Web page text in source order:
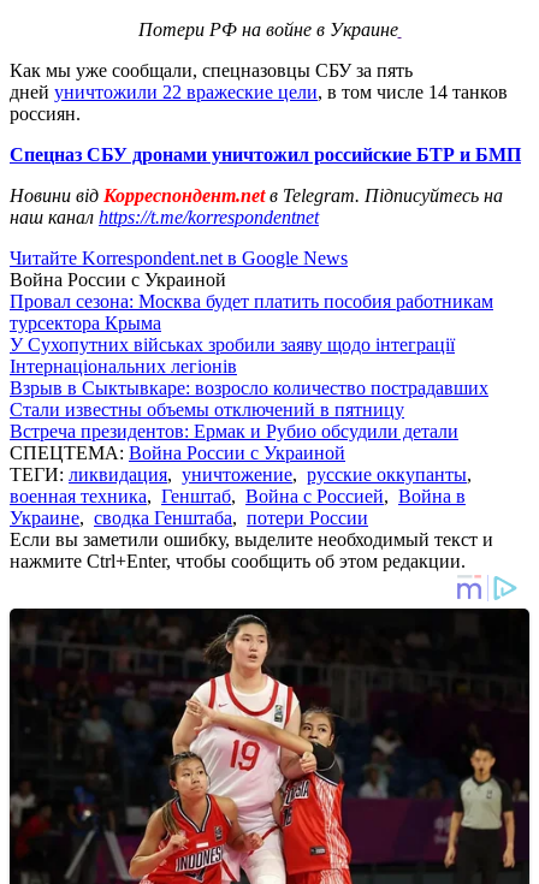
Потери РФ на войне в Украине
Как мы уже сообщали, спецназовцы СБУ за пять
дней уничтожили 22 вражеские цели, в том числе 14 танков
россиян.
Спецназ СБУ дронами уничтожил российские БТР и БМП
Новини від Корреспондент.netв Telegram. Підписуйтесь на
наш канал https://t.me/korrespondentnet
Читайте Korrespondent.net в Google News
Война России с Украиной
Провал сезона: Москва будет платить пособия работникам
турсектора Крыма
У Сухопутних військах зробили заяву щодо інтеграції
Інтернаціональних легіонів
Взрыв в Сыктывкаре: возросло количество пострадавших
Стали известны объемы отключений в пятницу
Встреча президентов: Ермак и Рубио обсудили детали
СПЕЦТЕМА: Война России с Украиной
ТЕГИ: ликвидация, уничтожение, русские оккупанты,
военная техника, Генштаб, Война с Россией, Война в
Украине, сводка Генштаба, потери России
Если вы заметили ошибку, выделите необходимый текст и
нажмите Ctrl+Enter, чтобы сообщить об этом редакции.